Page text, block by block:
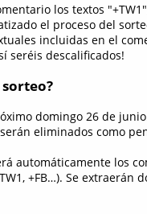
los textos
el proceso del
incluidas en el
seréis descalificados!
sorteo?
domingo 26 de
eliminados como
automáticamente los
+FB…). Se